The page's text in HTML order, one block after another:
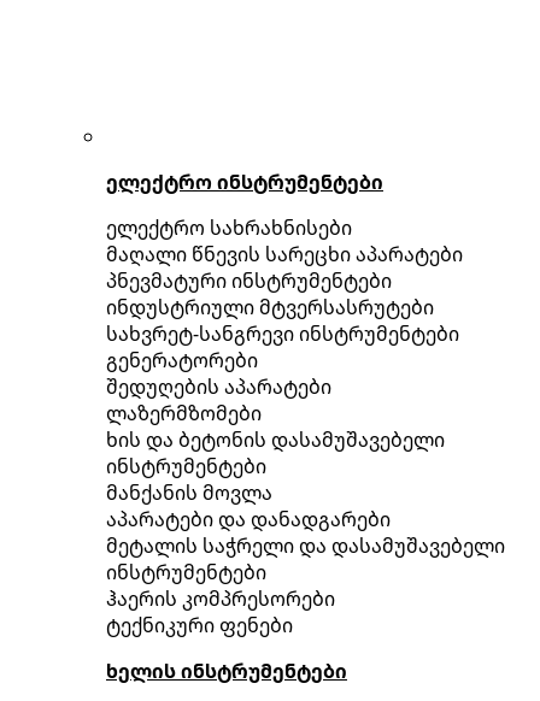
ელექტრო ინსტრუმენტები
ელექტრო სახრახნისები
მაღალი წნევის სარეცხი აპარატები
პნევმატური ინსტრუმენტები
ინდუსტრიული მტვერსასრუტები
სახვრეტ-სანგრევი ინსტრუმენტები
გენერატორები
შედუღების აპარატები
ლაზერმზომები
ხის და ბეტონის დასამუშავებელი
ინსტრუმენტები
მანქანის მოვლა
აპარატები და დანადგარები
მეტალის საჭრელი და დასამუშავებელი
ინსტრუმენტები
ჰაერის კომპრესორები
ტექნიკური ფენები
ხელის ინსტრუმენტები